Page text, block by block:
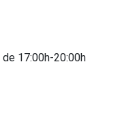
17:00h-20:00h